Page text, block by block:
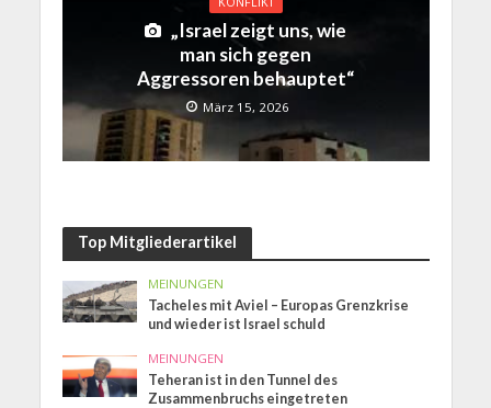
„Israel zeigt uns, wie
man sich gegen
Aggressoren behauptet“
März 15, 2026
Top Mitgliederartikel
MEINUNGEN
Tacheles mit Aviel – Europas Grenzkrise
und wieder ist Israel schuld
MEINUNGEN
Teheran ist in den Tunnel des
Zusammenbruchs eingetreten